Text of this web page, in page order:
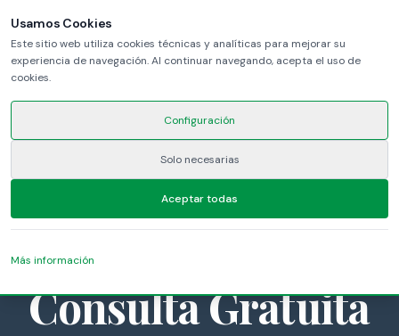
Reserva tu
Consulta Gratuita
Usamos Cookies
Este sitio web utiliza cookies técnicas y analíticas para mejorar su
experiencia de navegación. Al continuar navegando, acepta el uso de
cookies.
Configuración
Solo necesarias
Aceptar todas
Más información